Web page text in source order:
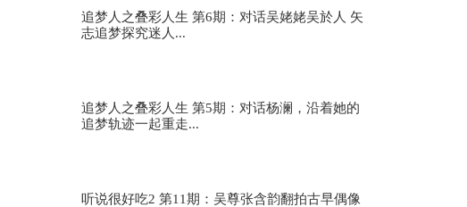
追梦人之叠彩人生 第6期：对话吴姥姥吴於人 矢
志追梦探究迷人...
追梦人之叠彩人生 第5期：对话杨澜，沿着她的
追梦轨迹一起重走...
听说很好吃2 第11期：吴尊张含韵翻拍古早偶像